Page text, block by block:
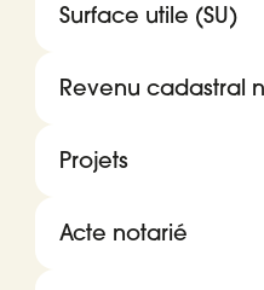
Surface utile (SU)
Revenu cadastral
Projets
Acte notarié